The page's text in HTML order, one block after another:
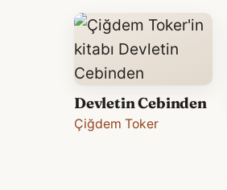
Devletin Cebinden
Çiğdem Toker